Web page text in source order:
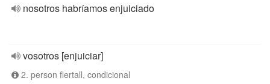
nosotros habríamos enjuiciado
vosotros [enjuiciar]
2. person flertall, condicional